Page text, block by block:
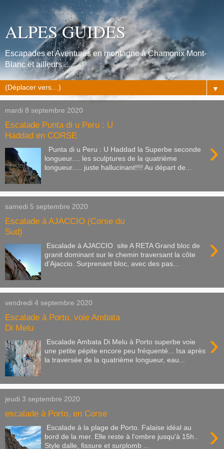
ALPES GUIDES
Escapades et Aventures en montagne à Chamonix Mont-
Blanc et ailleurs ....
▼
mardi 8 septembre 2020
Escalade Punta di u Peru : U
Haddad en CORSE
›
Punta di u Peru : U Haddad la Superbe seconde
longueur.... les sculptures de la quatrième
longueur..... juste hallucinant!!!! Au départ de...
samedi 5 septembre 2020
Escalade à AJACCIO (Corse du
Sud)
›
Escalade à AJACCIO site A RETA Grand bloc de
granit dominant sur le chemin traversant la côte
d'Ajaccio. Surprenant bloc, avec des pas...
vendredi 4 septembre 2020
Escalade à Porto, voie Ambata
Di Melu
›
Escalade Ambata Di Melu à Porto superbe voie
une petite pépite encore peu fréquenté... Isa après
la traversée de la quatrième longueur, eau...
jeudi 3 septembre 2020
escalade à Porto, en Corse
›
Escalade à la plage de Porto. Falaise idéal au
bord de la mer. Elle reste à l'ombre jusqu'à 15h..
Style dalle, fissure et surplomb ...